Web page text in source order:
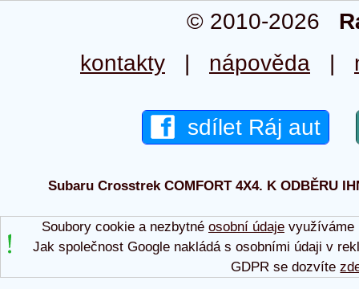
© 2010-2026
kontakty | nápověda |
sdílet Ráj aut
Subaru Crosstrek COMFORT 4X4. K ODBĚRU
Soubory cookie a nezbytné osobní údajevyužíváme
Jak společnost Google nakládá s osobními údaji v
GDPR se dozvíte